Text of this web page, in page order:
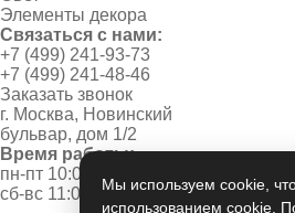
Элементы декора
Связаться с нами:
+7 (499) 241-93-73
+7 (499) 241-48-46
Заказать звонок
г. Москва, Новинский
бульвар, дом 1/2
Время работы:
пн-пт 10:00 - 20:00
сб-вс 11:00 - 19:00
Мы используем cookie,
использованием cookie.